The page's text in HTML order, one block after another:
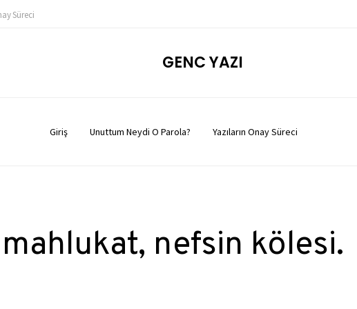
Süreci
GENC YAZI
Giriş Unuttum Neydi O Parola? Yazıların Onay Süreci
nefsin kölesi.